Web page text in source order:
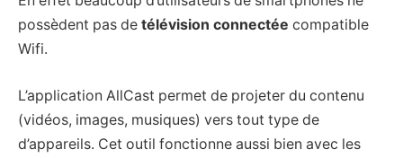
possèdent pas de télévision connectée compatible
Wifi.
L’application AllCast permet de projeter du contenu
(vidéos, images, musiques) vers tout type de
d’appareils. Cet outil fonctionne aussi bien avec les